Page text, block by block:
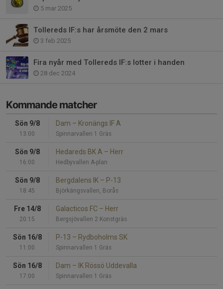
5 mar 2025
Tollereds IF:s har årsmöte den 2 mars
3 feb 2025
Fira nyår med Tollereds IF:s lotter i handen
28 dec 2024
Kommande matcher
Sön 9/8
13:00
Dam – Kronängs IF A
Spinnarvallen 1 Gräs
Sön 9/8
16:00
Hedareds BK A – Herr
Hedbyvallen A-plan
Sön 9/8
18:45
Bergdalens IK – P-13
Björkängsvallen, Borås
Fre 14/8
20:15
Galacticos FC – Herr
Bergsjövallen 2 Konstgräs
Sön 16/8
11:00
P-13 – Rydboholms SK
Spinnarvallen 1 Gräs
Sön 16/8
17:00
Dam – IK Rössö Uddevalla
Spinnarvallen 1 Gräs